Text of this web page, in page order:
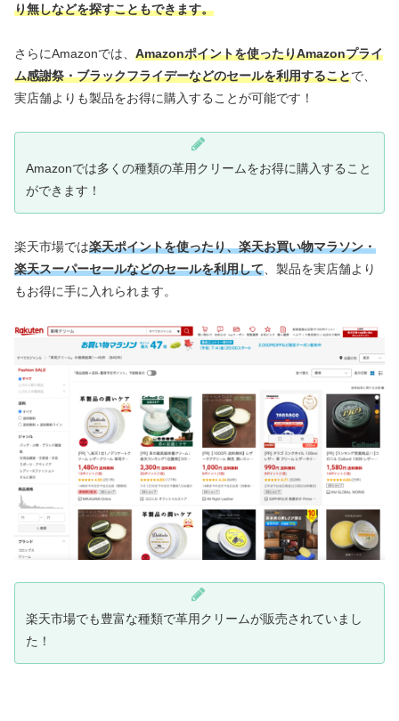
り無しなどを探すこともできます。
さらにAmazonでは、 Amazonポイントを使ったりAmazonプライ
ム感謝祭・ブラックフライデーなどのセールを利用することで、
実店舗よりも製品をお得に購入することが可能です！
Amazonでは多くの種類の革用クリームをお得に購入すること
ができます！
楽天市場では楽天ポイントを使ったり、楽天お買い物マラソン・
楽天スーパーセールなどのセールを利用して、製品を実店舗より
もお得に手に入れられます。
楽天市場でも豊富な種類で革用クリームが販売されていまし
た！